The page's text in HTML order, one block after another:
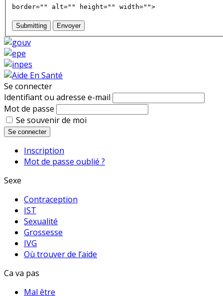
border="" alt="" height="" width="">
Submitting Envoyer
Se connecter
Identifiant ou adresse e-mail
Mot de passe
Se souvenir de moi
Se connecter
Inscription
Mot de passe oublié ?
Sexe
Contraception
IST
Sexualité
Grossesse
IVG
Où trouver de l’aide
Ca va pas
Mal être